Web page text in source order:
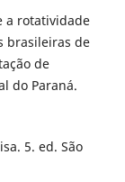
a rotatividade
brasileiras de
de
do Paraná.
5. ed. São